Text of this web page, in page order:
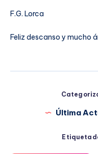
F.G. Lorca
Feliz descanso y mucho
Última